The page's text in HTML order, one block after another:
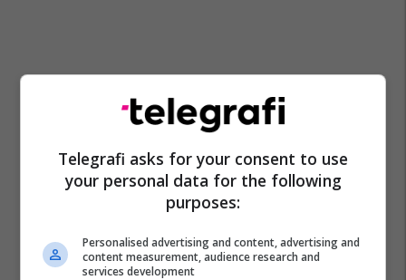
Telegrafi asks for your consent to use
your personal data for the following
purposes:
Personalised advertising and content, advertising and
content measurement, audience research and
services development